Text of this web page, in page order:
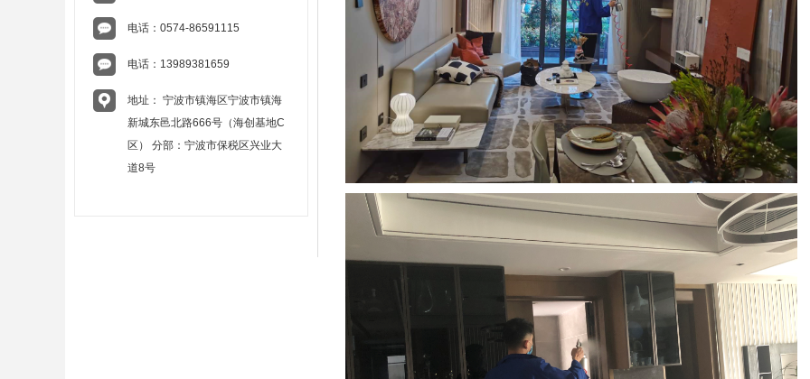
电话： 0574-86591115
电话： 13989381659
地址： 宁波市镇海区宁波市镇海
新城东邑北路666号（海创基地C
区） 分部：宁波市保税区兴业大
道8号